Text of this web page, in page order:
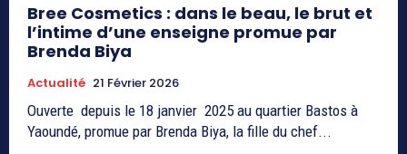
Bree Cosmetics : dans le beau, le brut et
l’intime d’une enseigne promue par
Brenda Biya
Actualité 21 Février 2026
Ouverte depuis le 18 janvier 2025 au quartier Bastos à
Yaoundé, promue par Brenda Biya, la fille du chef...